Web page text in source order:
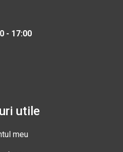
- 17:00
utile
meu